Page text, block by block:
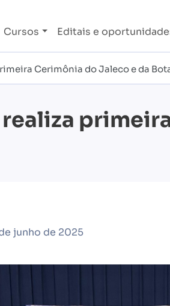
Cursos Editais e
Cerimônia do Jaleco e da
junho de 2025